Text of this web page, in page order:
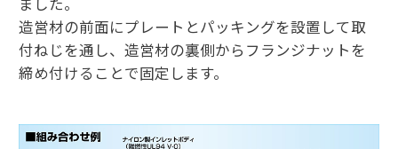
造営材の前面にプレートとパッキングを設置して取
付ねじを通し、造営材の裏側からフランジナットを
締め付けることで固定します。